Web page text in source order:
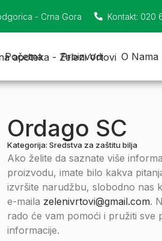
- Crna Gora Kontakt: 020
Početna Proizvodi O Nama
Ordago SC
Kategorija: Sredstva za zaštitu bilja
Ako želite da saznate više
proizvodu, imate bilo kakva
izvršite narudžbu, slobodno nas
e-maila zelenivrtovi@gmail.com.
rado će vam pomoći i pružiti sve
informacije.